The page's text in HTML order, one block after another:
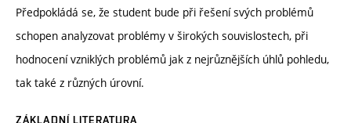
Předpokládá se, že student bude při řešení svých problémů
schopen analyzovat problémy v širokých souvislostech, při
hodnocení vzniklých problémů jak z nejrůznějších úhlů pohledu,
tak také z různých úrovní.
ZÁKLADNÍ LITERATURA